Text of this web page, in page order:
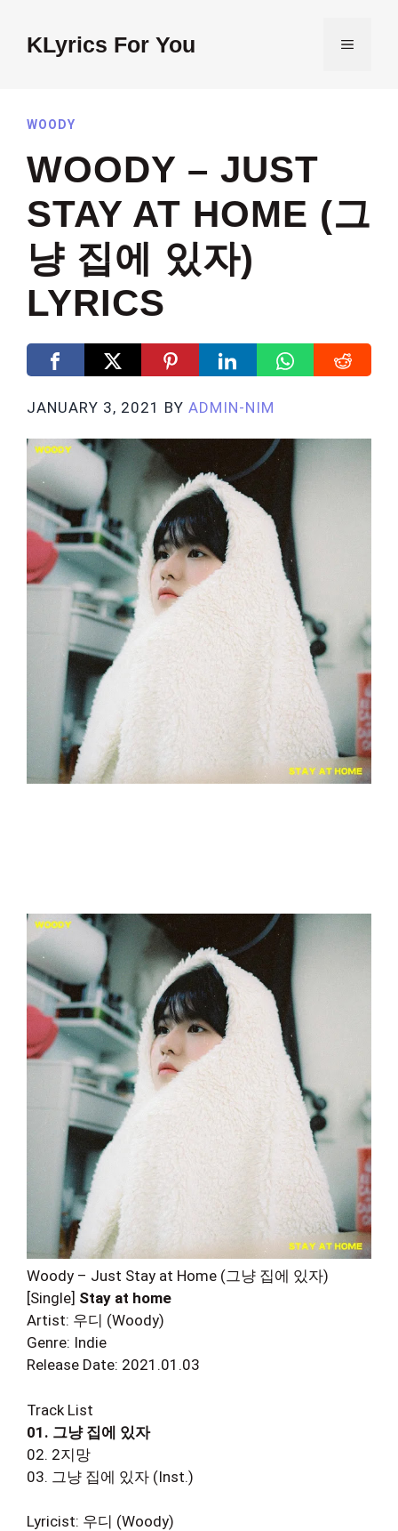
contentKLyrics For You MENU
WOODY
WOODY – JUST
STAY AT HOME (그
냥 집에 있자)
LYRICS
JANUARY 3, 2021 BY ADMIN-NIM
Woody – Just Stay at Home (그냥 집에 있자)
[Single] Stay at home
Artist: 우디 (Woody)
Genre: Indie
Release Date: 2021.01.03
Track List
01. 그냥 집에 있자
02. 2지망
03. 그냥 집에 있자 (Inst.)
Lyricist: 우디 (Woody)